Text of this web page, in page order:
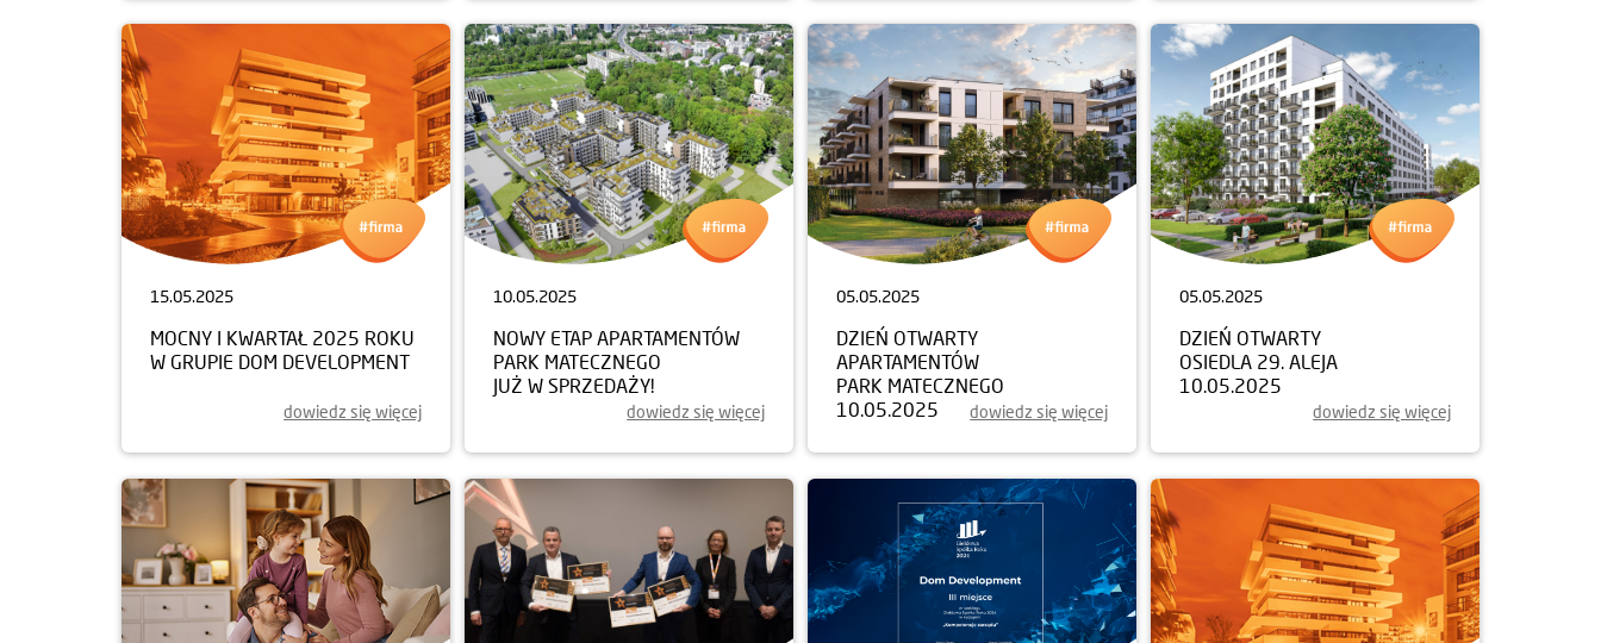
15.05.2025
MOCNY I KWARTAŁ 2025 ROKU
W GRUPIE DOM DEVELOPMENT
dowiedz się więcej
10.05.2025
NOWY ETAP APARTAMENTÓW
PARK MATECZNEGO
JUŻ W SPRZEDAŻY!
dowiedz się więcej
05.05.2025
DZIEŃ OTWARTY
APARTAMENTÓW
PARK MATECZNEGO
10.05.2025
dowiedz się więcej
05.05.2025
DZIEŃ OTWARTY
OSIEDLA 29. ALEJA
10.05.2025
dowiedz się więcej